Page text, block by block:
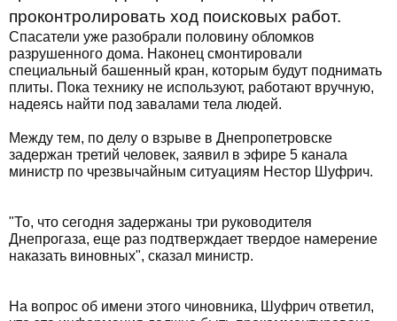
проконтролировать ход поисковых работ.
Спасатели уже разобрали половину обломков
разрушенного дома. Наконец смонтировали
специальный башенный кран, которым будут поднимать
плиты. Пока технику не используют, работают вручную,
надеясь найти под завалами тела людей.
Между тем, по делу о взрыве в Днепропетровске
задержан третий человек, заявил в эфире 5 канала
министр по чрезвычайным ситуациям Нестор Шуфрич.
"То, что сегодня задержаны три руководителя
Днепрогаза, еще раз подтверждает твердое намерение
наказать виновных", сказал министр.
На вопрос об имени этого чиновника, Шуфрич ответил,